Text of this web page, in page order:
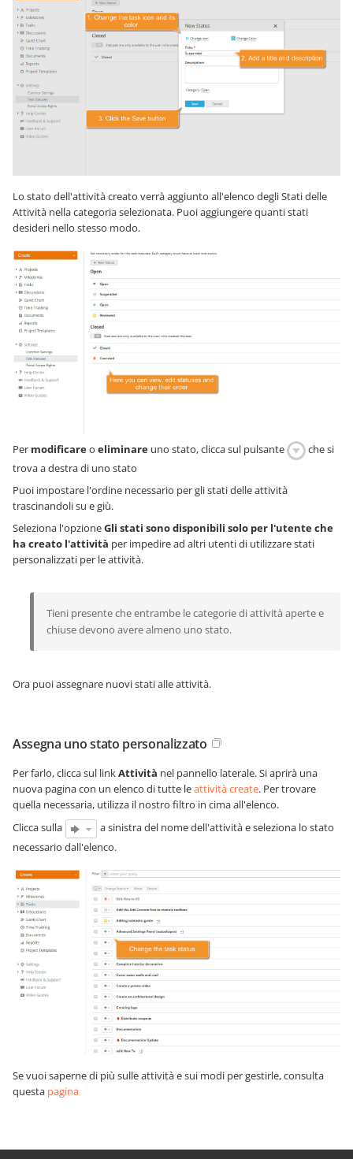
Lo stato dell'attività creato verrà aggiunto all'elenco degli Stati delle
Attività nella categoria selezionata. Puoi aggiungere quanti stati
desideri nello stesso modo.
Per modificareo eliminare uno stato, clicca sul pulsante
che si
trova a destra di uno stato
Puoi impostare l'ordine necessario per gli stati delle attività
trascinandoli su e giù.
Seleziona l'opzioneGli stati sono disponibili solo per l'utente che
ha creato l'attività per impedire ad altri utenti di utilizzare stati
personalizzati per le attività.
Tieni presente che entrambe le categorie di attività aperte e
chiuse devono avere almeno uno stato.
Ora puoi assegnare nuovi stati alle attività.
Assegna uno stato personalizzato
Per farlo, clicca sul linkAttività nel pannello laterale. Si aprirà una
nuova pagina con un elenco di tutte leattività create. Per trovare
quella necessaria, utilizza il nostro filtro in cima all'elenco.
Clicca sulla
a sinistra del nome dell'attività e seleziona lo stato
necessario dall'elenco.
Se vuoi saperne di più sulle attività e sui modi per gestirle, consulta
questa pagina